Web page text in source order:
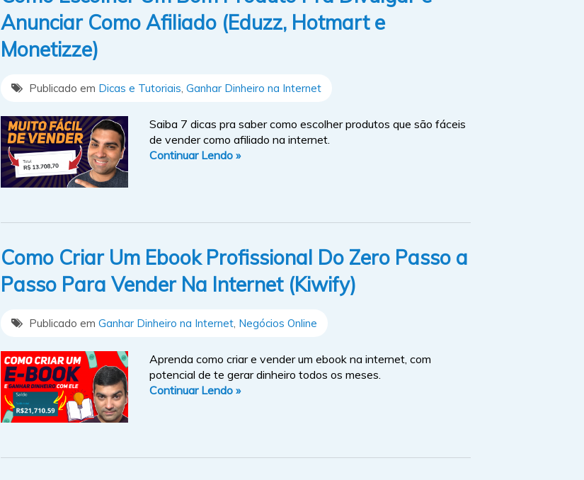
Anunciar Como Afiliado (Eduzz, Hotmart e
Monetizze)
Publicado em Dicas e Tutoriais Ganhar Dinheiro na Internet
Saiba 7 dicas pra saber como escolher produtos que são fáceis
de vender como afiliado na internet.
Continuar Lendo »
Como Criar Um Ebook Profissional Do Zero Passo a
Passo Para Vender Na Internet (Kiwify)
Publicado em Ganhar Dinheiro na Internet Negócios Online
Aprenda como criar e vender um ebook na internet, com
potencial de te gerar dinheiro todos os meses.
Continuar Lendo »